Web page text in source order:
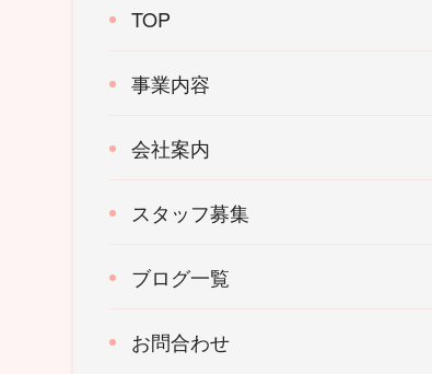
TOP
事業内容
会社案内
スタッフ募集
ブログ一覧
お問合わせ